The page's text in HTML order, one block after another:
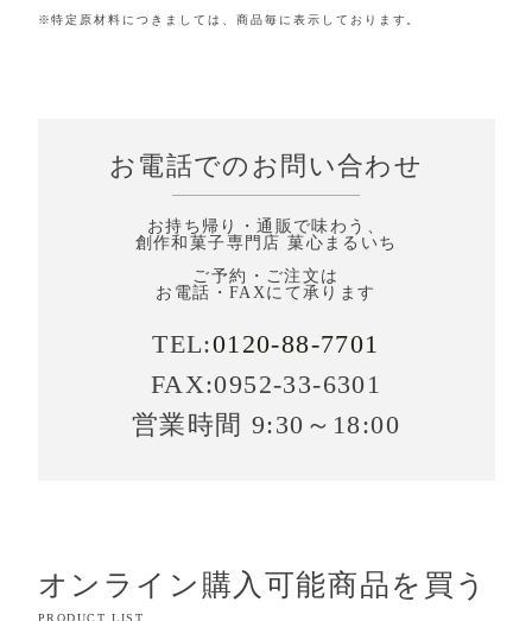
※特定原材料につきましては、商品毎に表示しております。
お電話でのお問い合わせ
お持ち帰り・通販で味わう、
創作和菓子専門店 菓心まるいち
ご予約・ご注文は
お電話・FAXにて承ります
TEL:0120-88-7701
FAX:0952-33-6301
営業時間 9:30～18:00
オンライン購入可能商品を買う
PRODUCT LIST